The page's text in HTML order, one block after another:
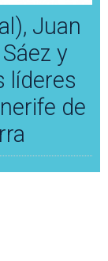
Juan
y
líderes
de